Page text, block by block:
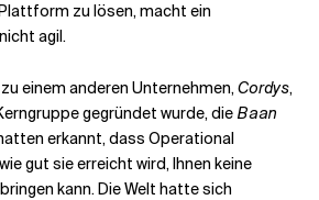
zu lösen, macht ein
agil.
einem anderen Unternehmen,Cordys,
gegründet wurde, die Baan
erkannt, dass Operational
gut sie erreicht wird, Ihnen keine
kann. Die Welt hatte sich